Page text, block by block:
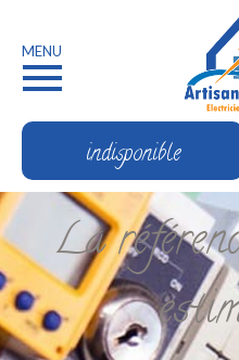
MENU
indisponible
La